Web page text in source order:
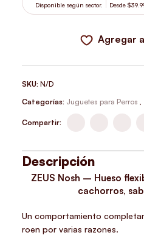
Disponible según sector. Desde
Agregar
SKU:N/D
Categorías: Juguetes para Perros
Compartir:
Descripción
ZEUS Nosh – Hueso
cachorros,
Un comportamiento
roen por varias razones.